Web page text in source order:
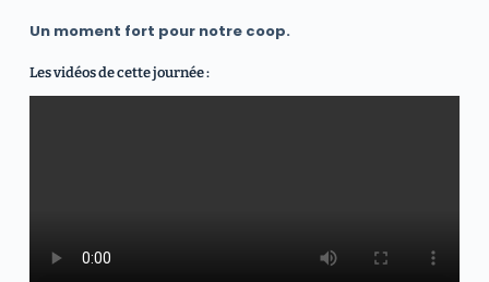
Un moment fort pour notre coop.
Les vidéos de cette journée :